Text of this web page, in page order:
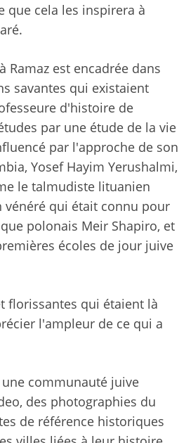
que cela les inspirera à
est encadrée dans
savantes qui existaient
d'histoire de
par une étude de la vie
par l'approche de son
Yosef Hayim Yerushalmi,
le talmudiste lituanien
vénéré qui était connu pour
polonais Meir Shapiro, et
écoles de jour juive
florissantes qui étaient là
l'ampleur de ce qui a
communauté juive
des photographies du
de référence historiques